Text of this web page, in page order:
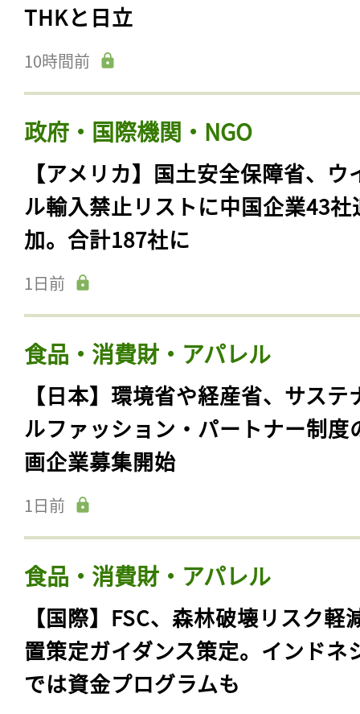
THKと日立
10時間前
政府・国際機関・NGO
【アメリカ】国土安全保障省、ウ
ル輸入禁止リストに中国企業43社
加。合計187社に
1日前
食品・消費財・アパレル
【日本】環境省や経産省、サステ
ルファッション・パートナー制度
画企業募集開始
1日前
食品・消費財・アパレル
【国際】FSC、森林破壊リスク軽
置策定ガイダンス策定。インドネ
では資金プログラムも